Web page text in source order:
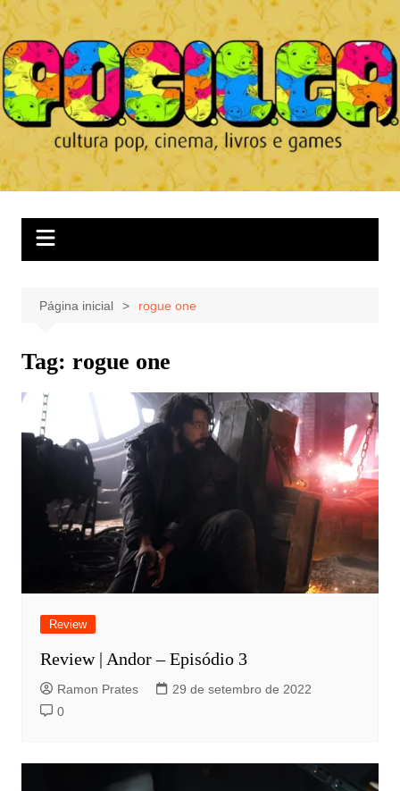
Ir
para
o
conteúdo
Página inicial rogue one
Tag: rogue one
Review
Review | Andor – Episódio 3
Ramon Prates
29 de setembro de 2022
0